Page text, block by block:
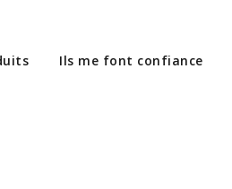
Ils me font confiance